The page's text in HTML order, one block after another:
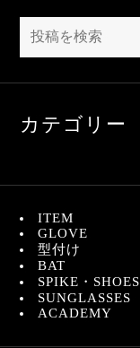
カテゴリー
ITEM
GLOVE
型付け
BAT
SPIKE・SHOES
SUNGLASSES
ACADEMY